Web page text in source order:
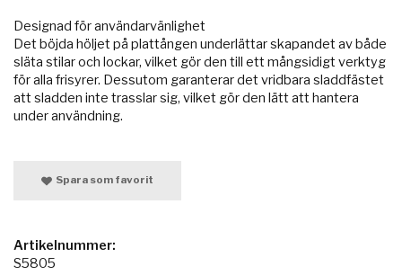
Designad för användarvänlighet
Det böjda höljet på plattången underlättar skapandet av både
släta stilar och lockar, vilket gör den till ett mångsidigt verktyg
för alla frisyrer. Dessutom garanterar det vridbara sladdfästet
att sladden inte trasslar sig, vilket gör den lätt att hantera
under användning.
Spara som favorit
Artikelnummer:
S5805